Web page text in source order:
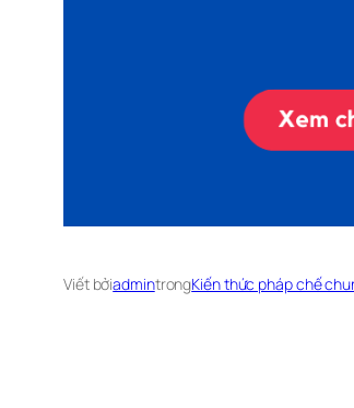
Viết bởiadmintrongKiến thức pháp chế